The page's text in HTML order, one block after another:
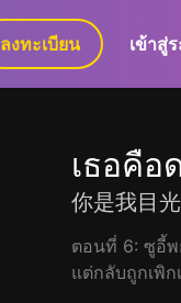
GaLa+
ลงทะเบียน เข้าสู่
เธอคือ
你是我目
ตอนที่ 6: ซูอี้พ
แต่กลับถูกเพิ